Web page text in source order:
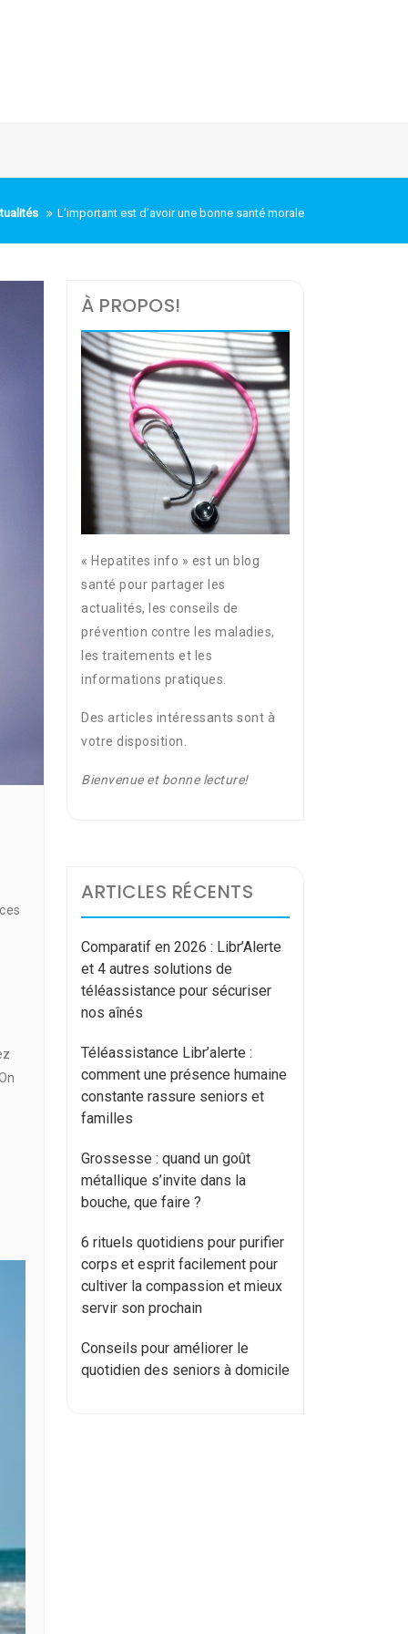
L’important est d’avoir une bonne santé morale
À PROPOS!
« Hepatites info » est un blog
santé pour partager les
actualités, les conseils de
prévention contre les maladies,
les traitements et les
informations pratiques.
Des articles intéressants sont à
votre disposition.
Bienvenue et bonne lecture!
ARTICLES RÉCENTS
Comparatif en 2026 : Libr’Alerte
et 4 autres solutions de
téléassistance pour sécuriser
nos aînés
Téléassistance Libr’alerte :
comment une présence humaine
constante rassure seniors et
familles
Grossesse : quand un goût
métallique s’invite dans la
bouche, que faire ?
6 rituels quotidiens pour purifier
corps et esprit facilement pour
cultiver la compassion et mieux
servir son prochain
Conseils pour améliorer le
quotidien des seniors à domicile